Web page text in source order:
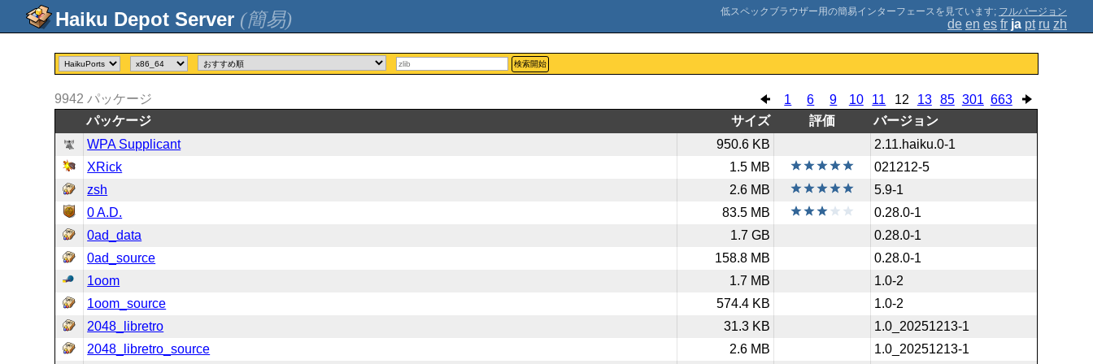
(簡易) ; フルバージョン
de en es fr ja pt ru zh
検索開始
1 6 9 10 11 12 13 85 301 663
9942 パッケージ
パッケージ
サイズ 評価
バージョン
WPA Supplicant
950.6 KB
2.11.haiku.0-1
XRick
1.5 MB
021212-5
zsh
2.6 MB
5.9-1
0 A.D.
83.5 MB
0.28.0-1
0ad_data
1.7 GB
0.28.0-1
0ad_source
158.8 MB
0.28.0-1
1oom
1.7 MB
1.0-2
1oom_source
574.4 KB
1.0-2
2048_libretro
31.3 KB
1.0_20251213-1
2048_libretro_source
2.6 MB 1.0_20251213-1